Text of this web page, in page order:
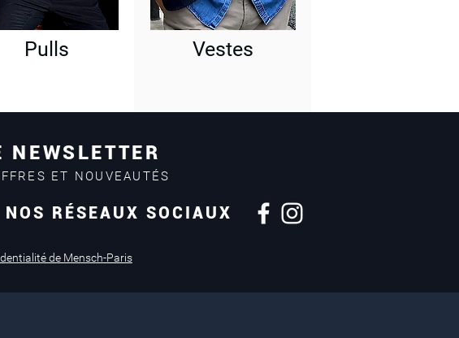
Pulls Vestes
magasin
ET NOUVEAUTÉS
NOS RÉSEAUX SOCIAUX
de Mensch-Paris